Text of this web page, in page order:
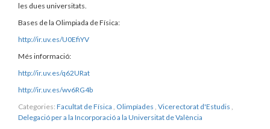
les dues universitats.
Bases de la Olimpiada de Física:
http://ir.uv.es/U0EfiYV
Més informació:
http://ir.uv.es/q62URat
http://ir.uv.es/wv6RG4b
Categories: Facultat de Física Olimpíades Vicerectorat d'Estudis
Delegació per a la Incorporació a la Universitat de València